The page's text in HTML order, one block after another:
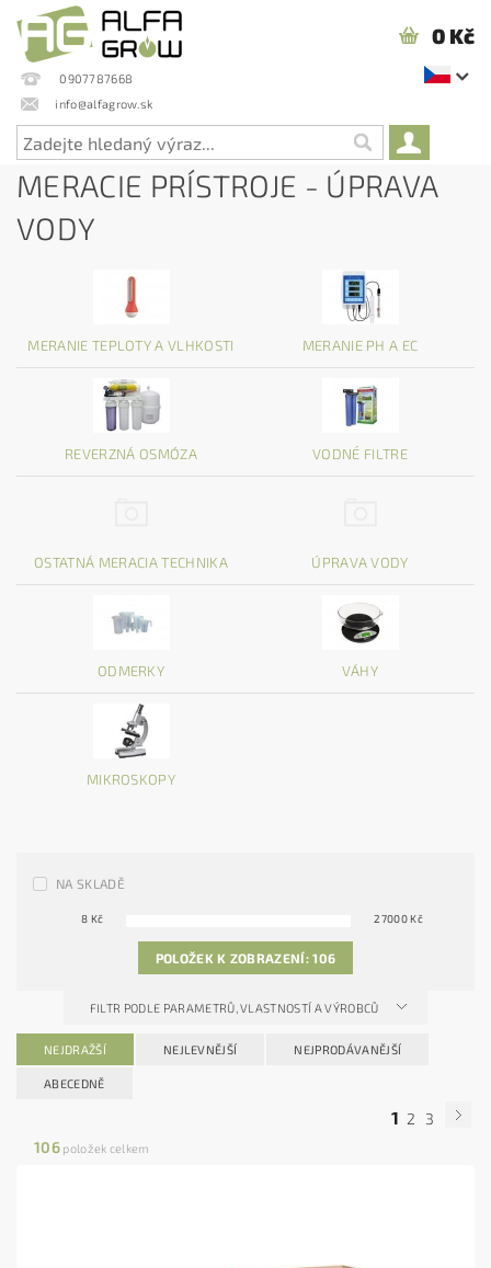
0907787668
info@alfagrow.sk
0 Kč
MERACIE PRÍSTROJE - ÚPRAVA
VODY
MERANIE TEPLOTY A VLHKOSTI MERANIE PH A EC
REVERZNÁ OSMÓZA VODNÉ FILTRE
OSTATNÁ MERACIA TECHNIKA ÚPRAVA VODY
ODMERKY VÁHY
MIKROSKOPY
NA SKLADĚ
8 Kč 27000Kč
POLOŽEK K ZOBRAZENÍ:106
FILTR PODLE PARAMETRŮ, VLASTNOSTÍ A VÝROBCŮ
NEJDRAŽŠÍ NEJLEVNĚJŠÍ NEJPRODÁVANĚJŠÍ
ABECEDNĚ
1 2
3
106položek celkem